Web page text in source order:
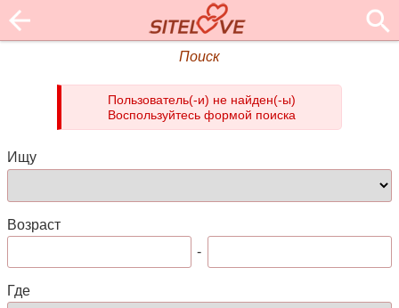
Поиск
Пользователь(-и) не найден(-ы)
Воспользуйтесь формой поиска
Ищу
Возраст
-
Где